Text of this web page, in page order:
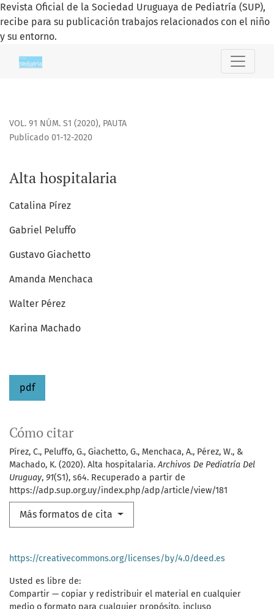
Revista Oficial de la Sociedad Uruguaya de Pediatría (SUP),
recibe para su publicación trabajos relacionados con el niño
y su entorno.
VOL. 91 NÚM. S1 (2020), PAUTA
Alta hospitalaria
Publicado 01-12-2020
Catalina Pírez
Gabriel Peluffo
Gustavo Giachetto
Amanda Menchaca
Walter Pérez
Karina Machado
pdf
Cómo citar
Pírez, C., Peluffo, G., Giachetto, G., Menchaca, A., Pérez, W., &
Machado, K. (2020). Alta hospitalaria.Archivos De Pediatría Del
Uruguay, 91(S1), s64. Recuperado a partir de
https://adp.sup.org.uy/index.php/adp/article/view/181
Más formatos de cita
https://creativecommons.org/licenses/by/4.0/deed.es
Usted es libre de:
Compartir — copiar y redistribuir el material en cualquier